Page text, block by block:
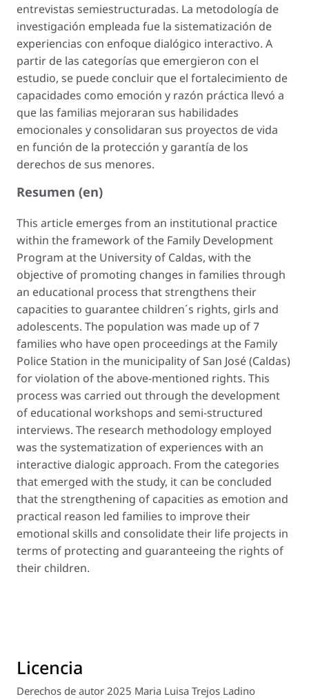
entrevistas semiestructuradas. La metodología de
investigación empleada fue la sistematización de
experiencias con enfoque dialógico interactivo. A
partir de las categorías que emergieron con el
estudio, se puede concluir que el fortalecimiento de
capacidades como emoción y razón práctica llevó a
que las familias mejoraran sus habilidades
emocionales y consolidaran sus proyectos de vida
en función de la protección y garantía de los
derechos de sus menores.
Resumen (en)
This article emerges from an institutional practice
within the framework of the Family Development
Program at the University of Caldas, with the
objective of promoting changes in families through
an educational process that strengthens their
capacities to guarantee children´s rights, girls and
adolescents. The population was made up of 7
families who have open proceedings at the Family
Police Station in the municipality of San José (Caldas)
for violation of the above-mentioned rights. This
process was carried out through the development
of educational workshops and semi-structured
interviews. The research methodology employed
was the systematization of experiences with an
interactive dialogic approach. From the categories
that emerged with the study, it can be concluded
that the strengthening of capacities as emotion and
practical reason led families to improve their
emotional skills and consolidate their life projects in
terms of protecting and guaranteeing the rights of
their children.
Licencia
Derechos de autor 2025 Maria Luisa Trejos Ladino